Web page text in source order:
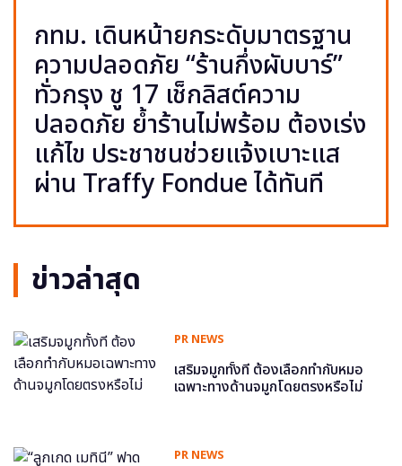
กทม. เดินหน้ายกระดับมาตรฐาน
ความปลอดภัย “ร้านกึ่งผับบาร์”
ทั่วกรุง ชู 17 เช็กลิสต์ความ
ปลอดภัย ย้ำร้านไม่พร้อม ต้องเร่ง
แก้ไข ประชาชนช่วยแจ้งเบาะแส
ผ่าน Traffy Fondue ได้ทันที
ข่าวล่าสุด
PR NEWS
เสริมจมูกทั้งที ต้องเลือกทำกับหมอ
เฉพาะทางด้านจมูกโดยตรงหรือไม่
PR NEWS